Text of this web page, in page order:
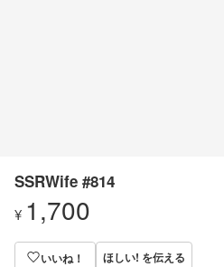
SSRWife #814
¥ 1,700
いいね！ ほしい! を伝える